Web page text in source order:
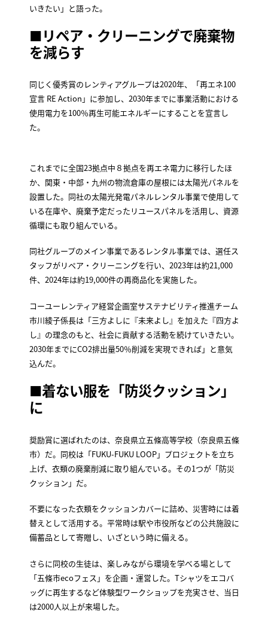
いきたい」と語った。
■リペア・クリーニングで廃棄物
を減らす
同じく優秀賞のレンティアグループは2020年、「再エネ100
宣言 RE Action」に参加し、2030年までに事業活動における
使用電力を100％再生可能エネルギーにすることを宣言し
た。
これまでに全国23拠点中８拠点を再エネ電力に移行したほ
か、関東・中部・九州の物流倉庫の屋根には太陽光パネルを
設置した。同社の太陽光発電パネルレンタル事業で使用して
いる在庫や、廃棄予定だったリユースパネルを活用し、資源
循環にも取り組んでいる。
同社グループのメイン事業であるレンタル事業では、選任ス
タッフがリペア・クリーニングを行い、2023年は約21,000
件、2024年は約19,000件の再商品化を実施した。
コーユーレンティア経営企画室サステナビリティ推進チーム
市川綾子係長は「三方よしに『未来よし』を加えた『四方よ
し』の理念のもと、社会に貢献する活動を続けていきたい。
2030年までにCO2排出量50％削減を実現できれば」と意気
込んだ。
■着ない服を「防災クッション」
に
奨励賞に選ばれたのは、奈良県立五條高等学校（奈良県五條
市）だ。同校は「FUKU-FUKU LOOP」プロジェクトを立ち
上げ、衣類の廃棄削減に取り組んでいる。その1つが「防災
クッション」だ。
不要になった衣類をクッションカバーに詰め、災害時には着
替えとして活用する。平常時は駅や市役所などの公共施設に
備蓄品として寄贈し、いざという時に備える。
さらに同校の生徒は、楽しみながら環境を学べる場として
「五條市ecoフェス」を企画・運営した。Tシャツをエコバ
ッグに再生するなど体験型ワークショップを充実させ、当日
は2000人以上が来場した。